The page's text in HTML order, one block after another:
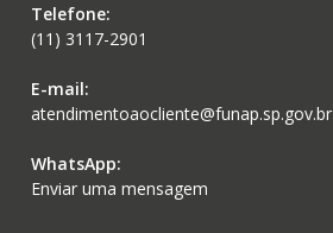
Telefone:
(11) 3117-2901
E-mail:
atendimentoaocliente@funap.sp.gov.br
WhatsApp:
Enviar uma mensagem